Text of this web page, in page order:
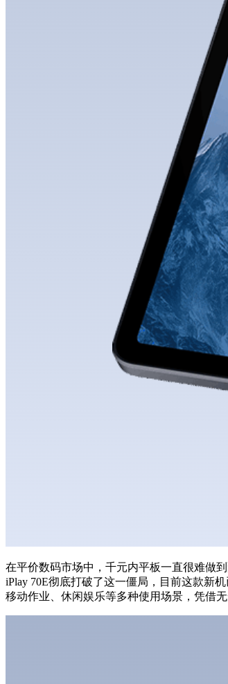
在平价数码市场中，千元内平板一直很难做
iPlay 70E彻底打破了这一僵局，目前这款新
移动作业、休闲娱乐等多种使用场景，凭借